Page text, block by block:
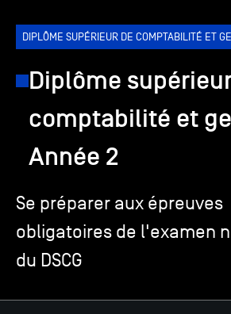
Formations
Vie étudiante
Entreprises
International
TSM-Research
DIPLÔME SUPÉRIEUR DE COMPTABILITÉ ET
Diplôme
comptabilité et
Année 2
Se préparer aux épreuves
obligatoires de l'examen
du DSCG